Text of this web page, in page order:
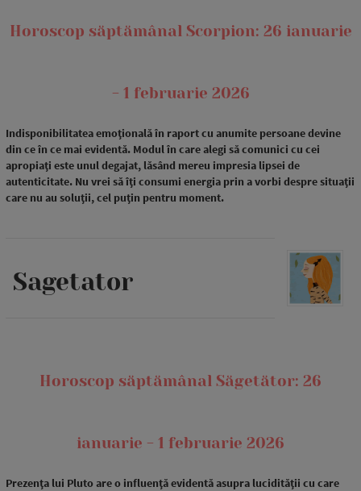
Horoscop săptămânal Scorpion: 26 ianuarie
- 1 februarie 2026
Indisponibilitatea emoțională în raport cu anumite persoane devine
din ce în ce mai evidentă. Modul în care alegi să comunici cu cei
apropiați este unul degajat, lăsând mereu impresia lipsei de
autenticitate. Nu vrei să îți consumi energia prin a vorbi despre situații
care nu au soluții, cel puțin pentru moment.
Sagetator
Horoscop săptămânal Săgetător: 26
ianuarie - 1 februarie 2026
Prezența lui Pluto are o influență evidentă asupra lucidității cu care